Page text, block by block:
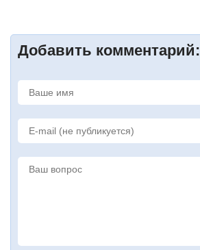
Добавить комментарий: